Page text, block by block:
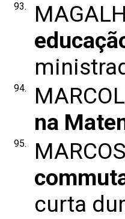
93.
94.
na
95.
curta